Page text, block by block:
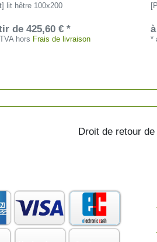
lit hêtre 100x200
de 425,60 € *
hors Frais de livraison *
Droit de retour